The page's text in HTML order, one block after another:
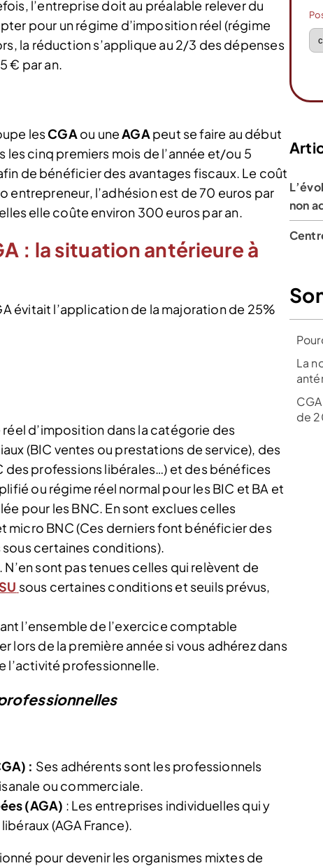
l’entreprise doit au préalable relever du
pour un régime d’imposition réel (régime
la réduction s’applique au 2/3 des dépenses
€ par an.
lesCGA ou une AGA peut se faire au début
cinq premiers mois de l’année et/ou 5
de bénéficier des avantages fiscaux. Le coût
entrepreneur, l’adhésion est de 70 euros par
elle coûte environ 300 euros par an.
: la situation antérieure à
évitait l’application de la majoration de 25%
d’imposition dans la catégorie des
(BIC ventes ou prestations de service), des
des professions libérales…) et des bénéfices
ou régime réel normal pour les BIC et BA et
pour les BNC. En sont exclues celles
micro BNC (Ces derniers font bénéficier des
certaines conditions).
N’en sont pas tenues celles qui relèvent de
sous certaines conditions et seuils prévus,
l’ensemble de l’exercice comptable
lors de la première année si vous adhérez dans
l’activité professionnelle.
: Ses adhérents sont les professionnels
ou commerciale.
(AGA) : Les entreprises individuelles qui y
(AGA France).
pour devenir les organismes mixtes de
non
La
de